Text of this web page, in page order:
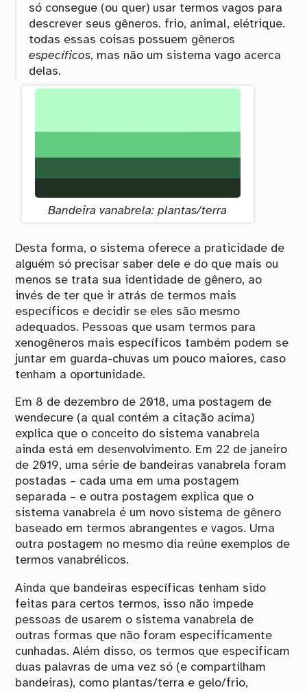
só consegue (ou quer) usar termos vagos para
descrever seus gêneros. frio, animal, elétrique.
todas essas coisas possuem gêneros
específicos, mas não um sistema vago acerca
delas.
Bandeira vanabrela: plantas/terra
Desta forma, o sistema oferece a praticidade de
alguém só precisar saber dele e do que mais ou
menos se trata sua identidade de gênero, ao
invés de ter que ir atrás de termos mais
específicos e decidir se eles são mesmo
adequados. Pessoas que usam termos para
xenogêneros mais específicos também podem se
juntar em guarda-chuvas um pouco maiores, caso
tenham a oportunidade.
Em 8 de dezembro de 2018, uma postagem de
wendecure (a qual contém a citação acima)
explica que o conceito do sistema vanabrela
ainda está em desenvolvimento. Em 22 de janeiro
de 2019, uma série de bandeiras vanabrela foram
postadas – cada uma em uma postagem
separada – e outra postagem explica que o
sistema vanabrela é um novo sistema de gênero
baseado em termos abrangentes e vagos. Uma
outra postagem no mesmo dia reúne exemplos de
termos vanabrélicos.
Ainda que bandeiras específicas tenham sido
feitas para certos termos, isso não impede
pessoas de usarem o sistema vanabrela de
outras formas que não foram especificamente
cunhadas. Além disso, os termos que especificam
duas palavras de uma vez só (e compartilham
bandeiras), como plantas/terra e gelo/frio,